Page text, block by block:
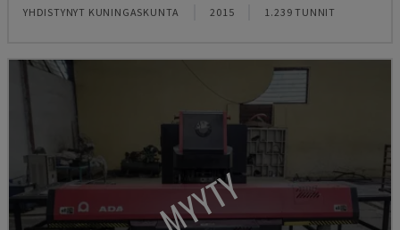
YHDISTYNYT KUNINGASKUNTA 2015 1.239 TUNNIT
MYYTY